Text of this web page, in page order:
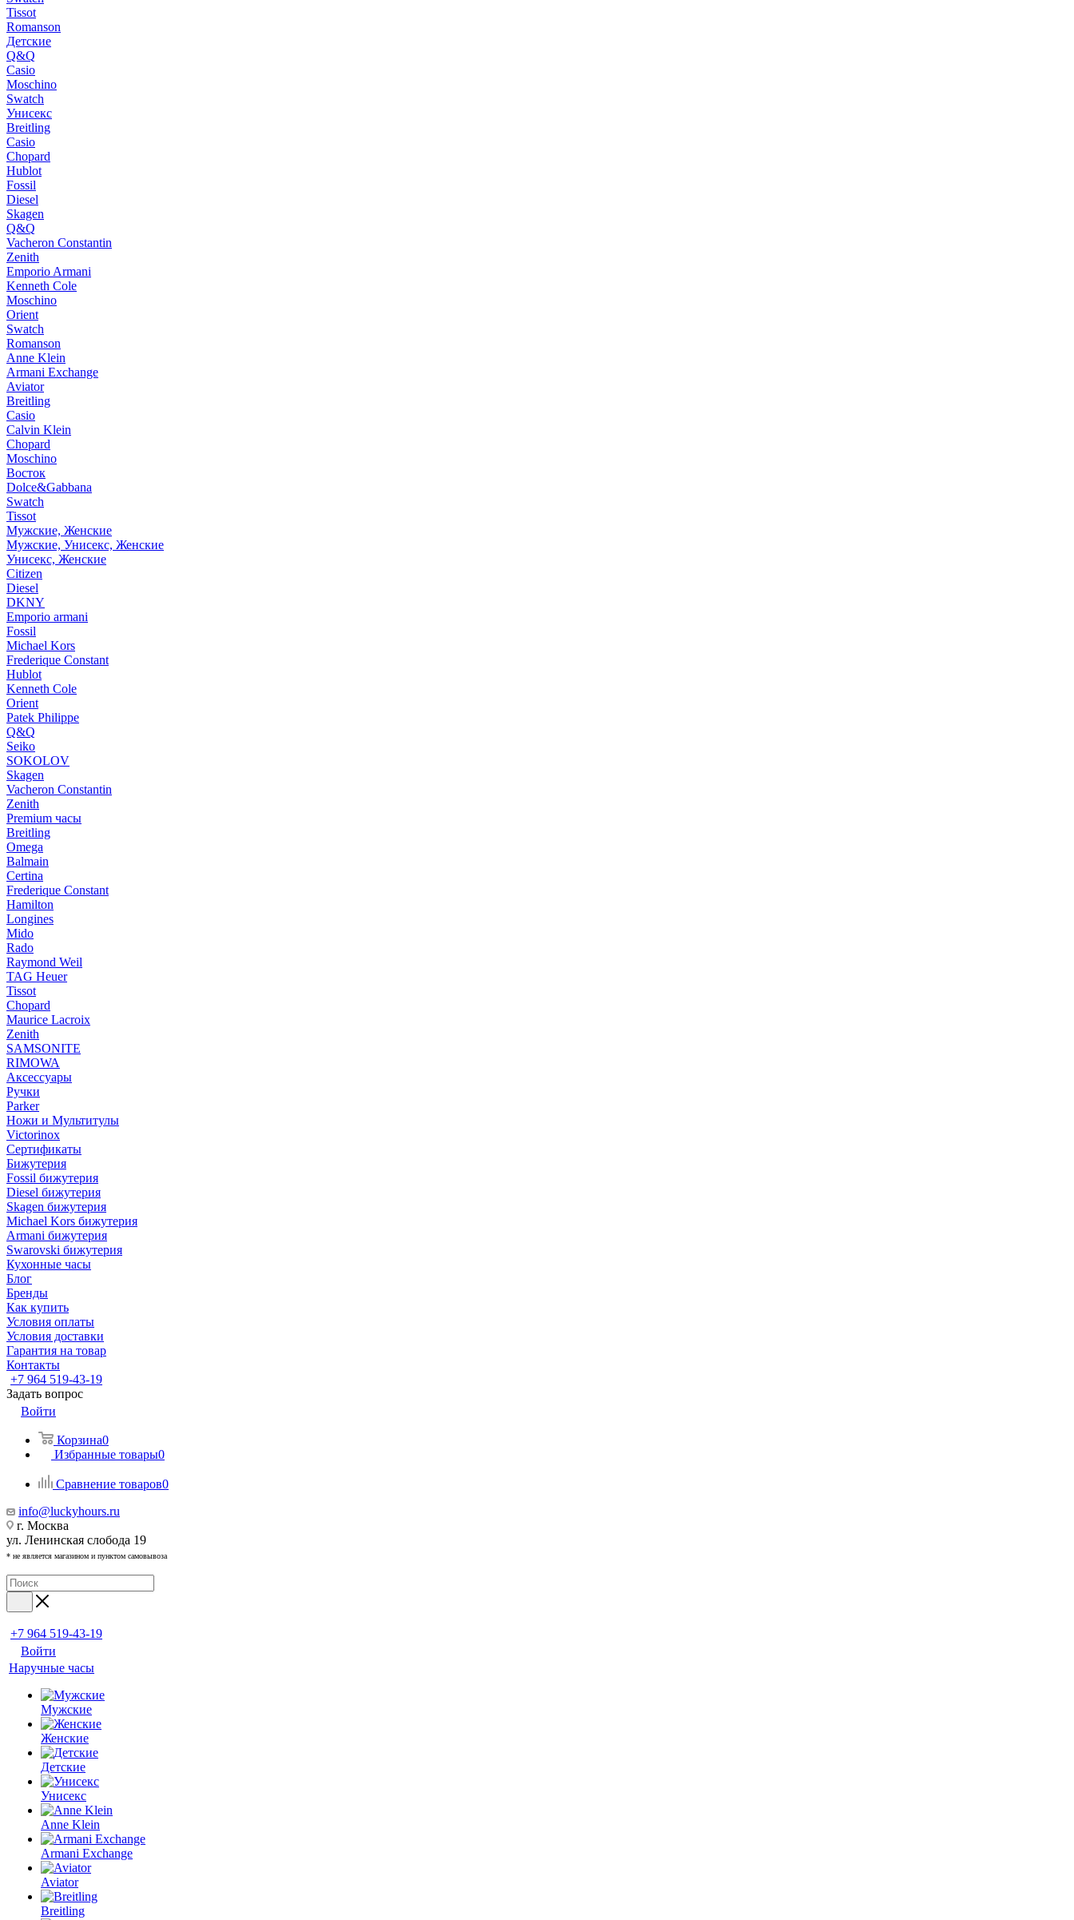
Tissot
Romanson
Детские
Q&Q
Casio
Moschino
Swatch
Унисекс
Breitling
Casio
Chopard
Hublot
Fossil
Diesel
Skagen
Q&Q
Vacheron Constantin
Zenith
Emporio Armani
Kenneth Cole
Moschino
Orient
Swatch
Romanson
Anne Klein
Armani Exchange
Aviator
Breitling
Casio
Calvin Klein
Chopard
Moschino
Восток
Dolce&Gabbana
Swatch
Tissot
Мужские, Женские
Мужские, Унисекс, Женские
Унисекс, Женские
Citizen
Diesel
DKNY
Emporio armani
Fossil
Michael Kors
Frederique Constant
Hublot
Kenneth Cole
Orient
Patek Philippe
Q&Q
Seiko
SOKOLOV
Skagen
Vacheron Constantin
Zenith
Premium часы
Breitling
Omega
Balmain
Certina
Frederique Constant
Hamilton
Longines
Mido
Rado
Raymond Weil
TAG Heuer
Tissot
Chopard
Maurice Lacroix
Zenith
SAMSONITE
RIMOWA
Аксессуары
Ручки
Parker
Ножи и Мультитулы
Victorinox
Сертификаты
Бижутерия
Fossil бижутерия
Diesel бижутерия
Skagen бижутерия
Michael Kors бижутерия
Armani бижутерия
Swarovski бижутерия
Кухонные часы
Блог
Бренды
Как купить
Условия оплаты
Условия доставки
Гарантия на товар
Контакты
+7 964 519-43-19
Задать вопрос
Войти
Корзина0
Избранные товары0
Сравнение товаров0
info@luckyhours.ru
г. Москва
ул. Ленинская слобода 19
* не является магазином и пунктом самовывоза
+7 964 519-43-19
Войти
Наручные часы
Мужские
Женские
Детские
Унисекс
Anne Klein
Armani Exchange
Aviator
Breitling